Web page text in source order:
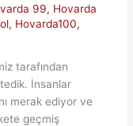
99, Hovarda
, Hovarda100,
tarafından
İnsanlar
merak ediyor ve
geçmiş